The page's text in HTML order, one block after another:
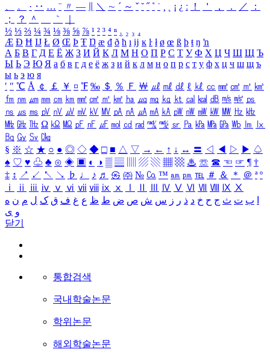
、
。 · ‥ … ¨ 〃 ― ＼ ∼ ´ ～ ˇ ˘ ˝ ˚ ˙ ¸ ¡ ¿ ː ！ ＇ ， ． ／
：
；
？ ＾ ｀
½ ⅓ ⅔ ¼ ¾ ⅛ ⅜ ⅝ ⅞ ¹ ² ³ ⁴ ⁿ ₁ ₂ ₃ ₄
Æ Ð Ħ Ĳ Ł Ø Œ Þ Ŧ Ŋ æ đ ð ħ ı ĳ ĸ ŀ ł ø œ ß þ ŧ ŋ ŉ
А Б В Г Д Е Ё Ж З И Й К Л М Н О П Р С Т У Ф Х Ц Ч Ш Щ Ъ
Ы Ь Э Ю Я а б в г д е ё ж з и й к л м н о п р с т у ф х ц ч ш щ ъ
ы ь э ю я
′ ″ ℃ Å ￠ ￡ ￥ ¤ ℉ ‰ ＄ ％ Ｆ ￦ ㎕ ㎖ ㎗ ℓ ㎘ ㏄ ㎣ ㎤ ㎥ ㎦
㎙ ㎚ ㎛ ㎜ ㎝ ㎞ ㎟ ㎠ ㎡ ㎢ ㏊ ㎍ ㎎ ㎏ ㏏ ㎈ ㎉ ㏈ ㎧ ㎨ ㎰
㎱ ㎲ ㎳ ㎴ ㎵ ㎶ ㎷ ㎸ ㎹ ㎀ ㎁ ㎂ ㎃ ㎄ ㎺ ㎻ ㎽ ㎾ ㎿ ㎐ ㎑
㎒ ㎓ ㎔ Ω ㏀ ㏁ ㎊ ㎋ ㎌ ㏖ ㏅ ㎭ ㎮ ㎯ ㏛ ㎩ ㎪ ㎫ ㎬ ㏝ ㏐
㏓
㏃ ㏉ ㏜ ㏆
§ ※ ☆ ★ ○ ● ◎ ◇ ◆ □ ■ △ ▽ → ← ↑ ↓ ↔ 〓 ◁ ◀ ▷ ▶ ♤
♠ ♡ ♥ ♧ ♣ ⊙ ◈ ▣ ◐ ◑ ▒ ▤ ▨ ▧ ▦ ▩ ♨ ☏ ☎ ☜ ☞ ¶ †
‡ ↕ ↗ ↙ ↖ ↘ ♭ ♩ ♪ ♬ ㉿ ㈜ № ㏇ ™ ㏂ ㏘ ℡ ＃ ＆ ＊ ＠ ª º
ⅰ
ⅱ ⅲ ⅳ ⅴ ⅵ ⅶ ⅷ ⅸ ⅹ Ⅳ Ⅴ Ⅵ Ⅶ Ⅷ Ⅸ Ⅹ
ب ت ث ج ح خ د ذ ر ز س ش ص ض ط ظ ع غ ف ق ک ل م ن ه
و ی
닫기
통합검색
국내학술논문
학위논문
해외학술논문